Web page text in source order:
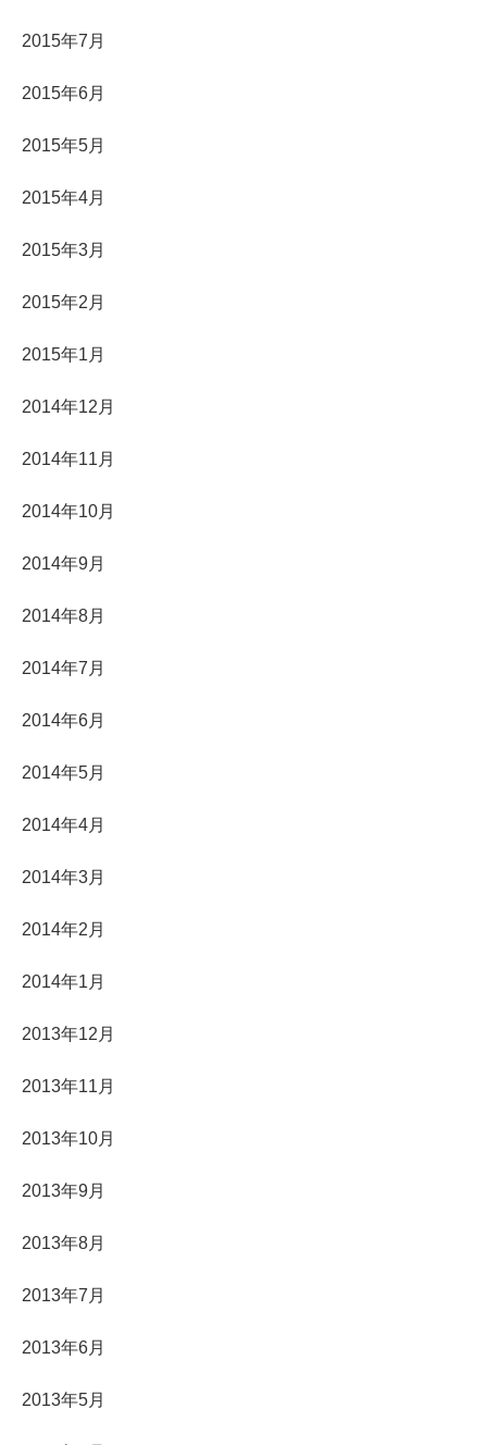
2015年7月
2015年6月
2015年5月
2015年4月
2015年3月
2015年2月
2015年1月
2014年12月
2014年11月
2014年10月
2014年9月
2014年8月
2014年7月
2014年6月
2014年5月
2014年4月
2014年3月
2014年2月
2014年1月
2013年12月
2013年11月
2013年10月
2013年9月
2013年8月
2013年7月
2013年6月
2013年5月